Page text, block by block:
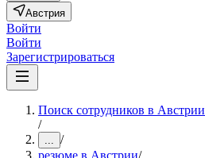
Австрия
Войти
Войти
Зарегистрироваться
Поиск сотрудников в Австрии
/
... /
резюме в Австрии/